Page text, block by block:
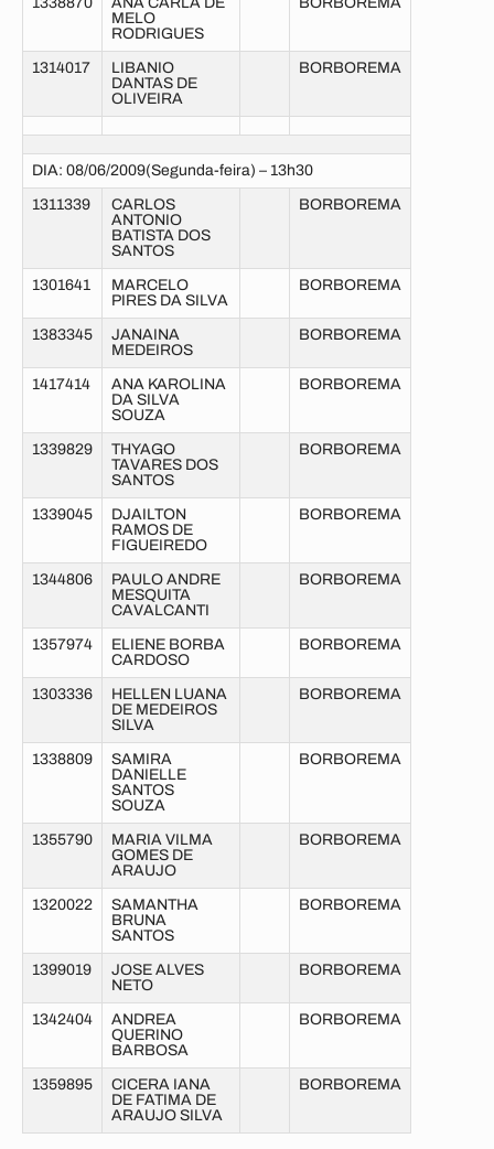
MELO
RODRIGUES
1314017
LIBANIO
DANTAS DE
OLIVEIRA
BORBOREMA
DIA: 08/06/2009(Segunda-feira) – 13h30
1311339
CARLOS
ANTONIO
BATISTA DOS
SANTOS
BORBOREMA
1301641
MARCELO
PIRES DA SILVA
BORBOREMA
1383345
JANAINA
MEDEIROS
BORBOREMA
1417414
ANA KAROLINA
DA SILVA
SOUZA
BORBOREMA
1339829
THYAGO
TAVARES DOS
SANTOS
BORBOREMA
1339045
DJAILTON
RAMOS DE
FIGUEIREDO
BORBOREMA
1344806
PAULO ANDRE
MESQUITA
CAVALCANTI
BORBOREMA
1357974
ELIENE BORBA
CARDOSO
BORBOREMA
1303336
HELLEN LUANA
DE MEDEIROS
SILVA
BORBOREMA
1338809
SAMIRA
DANIELLE
SANTOS
SOUZA
BORBOREMA
1355790
MARIA VILMA
GOMES DE
ARAUJO
BORBOREMA
1320022
SAMANTHA
BRUNA
SANTOS
BORBOREMA
1399019
JOSE ALVES
NETO
BORBOREMA
1342404
ANDREA
QUERINO
BARBOSA
BORBOREMA
1359895
CICERA IANA
DE FATIMA DE
ARAUJO SILVA
BORBOREMA